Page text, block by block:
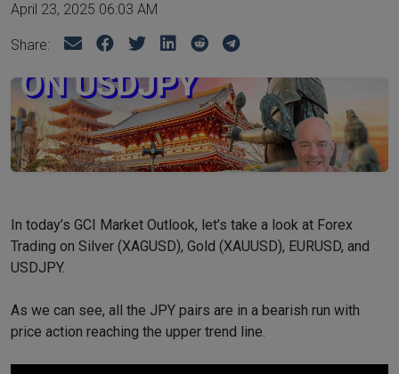
April 23, 2025 06:03 AM
Share:
In today’s GCI Market Outlook, let’s take a look at Forex
Trading on Silver (XAGUSD), Gold (XAUUSD), EURUSD, and
USDJPY.
As we can see, all the JPY pairs are in a bearish run with
price action reaching the upper trend line.